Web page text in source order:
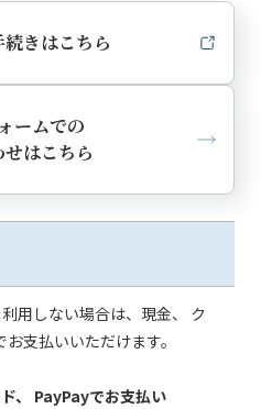
きはこちら
ームでの
はこちら
用しない場合は、現金、 ク
支払いいただけます。
、 PayPayでお支払い